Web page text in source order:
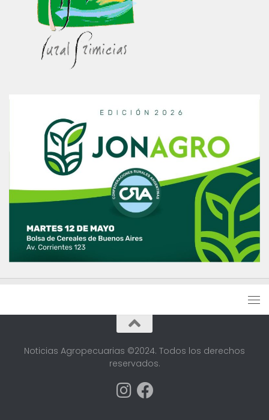
Noticias Agropecuarias ©2024. Todos los derechos
reservados.